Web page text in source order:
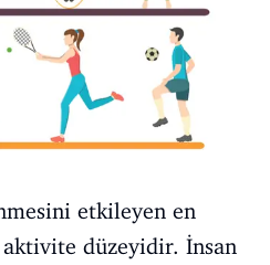
etkileyen en
düzeyidir. İnsan